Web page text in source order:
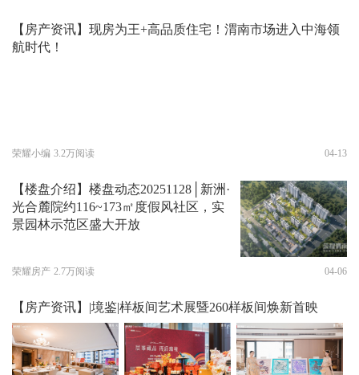
【房产资讯】现房为王+高品质住宅！渭南市场进入中海领
航时代！
荣耀小编 3.2万阅读 04-13
【楼盘介绍】楼盘动态20251128│新洲·
光合麓院约116~173㎡度假风社区，实
景园林示范区盛大开放
荣耀房产 2.7万阅读 04-06
【房产资讯】|境鉴|样板间艺术展暨260样板间焕新首映